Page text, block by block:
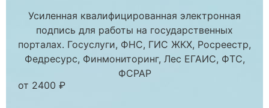
Усиленная квалифицированная электронная
подпись для работы на государственных
порталах. Госуслуги, ФНС, ГИС ЖКХ, Росреестр,
Федресурс, Финмониторинг, Лес ЕГАИС, ФТС,
ФСРАР
от 2400 ₽